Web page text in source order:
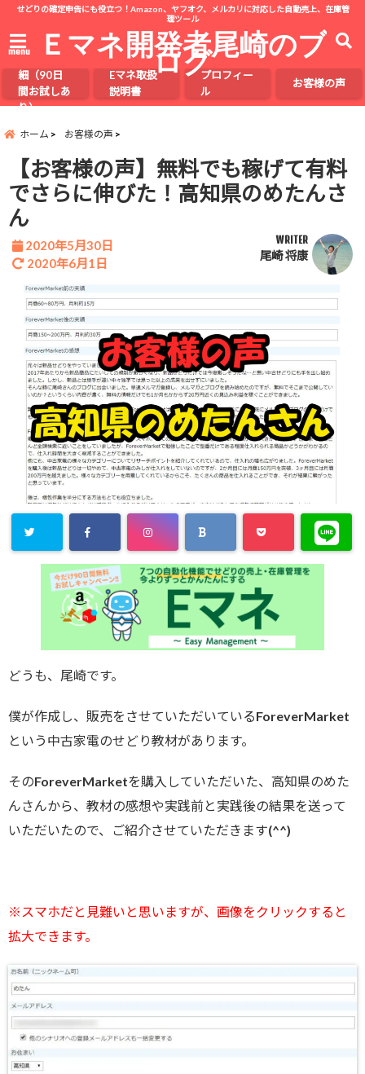
せどりの確定申告にも役立つ！Amazon、ヤフオク、メルカリに対応した自動売上、在庫管
理ツール
menu Ｅマネ開発者尾崎のブ
ログ
Eマネの詳
細（90日
間お試しあ
り）
Eマネ取扱
説明書
プロフィー
ル
お客様の声
ホーム お客様の声
【お客様の声】無料でも稼げて有料
でさらに伸びた！高知県のめたんさ
ん
2020年5月30日
2020年6月1日
WRITER
尾崎 将康
どうも、尾崎です。
僕が作成し、販売をさせていただいているForeverMarket
という中古家電のせどり教材があります。
そのForeverMarketを購入していただいた、高知県のめた
んさんから、教材の感想や実践前と実践後の結果を送って
いただいたので、ご紹介させていただきます(^^)
※スマホだと見難いと思いますが、画像をクリックすると
拡大できます。